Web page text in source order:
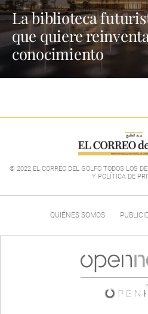
La biblioteca
que quiere
conocimiento
© 2022 EL CORREO DEL GOLFO TODOS LOS
Y POLÍTICA DE
QUIÉNES SOMOS